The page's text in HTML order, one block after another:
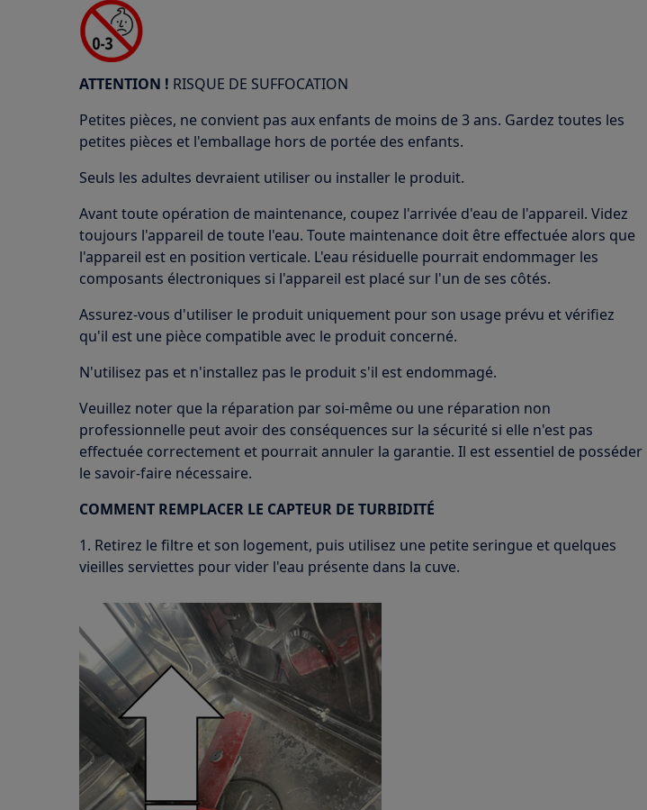
ATTENTION ! RISQUE DE SUFFOCATION
Petites pièces, ne convient pas aux enfants de moins de 3 ans. Gardez toutes les
petites pièces et l'emballage hors de portée des enfants.
Seuls les adultes devraient utiliser ou installer le produit.
Avant toute opération de maintenance, coupez l'arrivée d'eau de l'appareil. Videz
toujours l'appareil de toute l'eau. Toute maintenance doit être effectuée alors que
l'appareil est en position verticale. L'eau résiduelle pourrait endommager les
composants électroniques si l'appareil est placé sur l'un de ses côtés.
Assurez-vous d'utiliser le produit uniquement pour son usage prévu et vérifiez
qu'il est une pièce compatible avec le produit concerné.
N'utilisez pas et n'installez pas le produit s'il est endommagé.
Veuillez noter que la réparation par soi-même ou une réparation non
professionnelle peut avoir des conséquences sur la sécurité si elle n'est pas
effectuée correctement et pourrait annuler la garantie. Il est essentiel de posséder
le savoir-faire nécessaire.
COMMENT REMPLACER LE CAPTEUR DE TURBIDITÉ
1. Retirez le filtre et son logement, puis utilisez une petite seringue et quelques
vieilles serviettes pour vider l'eau présente dans la cuve.